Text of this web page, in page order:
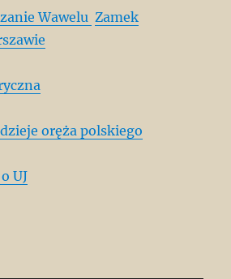
Wawelu Zamek
oręża polskiego
UJ